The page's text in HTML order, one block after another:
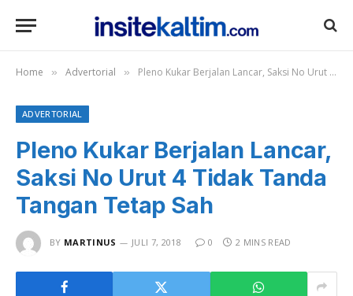
Home » Advertorial » Pleno Kukar Berjalan Lancar, Saksi No Urut 4 Tidak Tanda Tangan Tetap Sah
ADVERTORIAL
Pleno Kukar Berjalan Lancar,
Saksi No Urut 4 Tidak Tanda
Tangan Tetap Sah
BY MARTINUS JULI 7, 2018 0 2 MINS READ